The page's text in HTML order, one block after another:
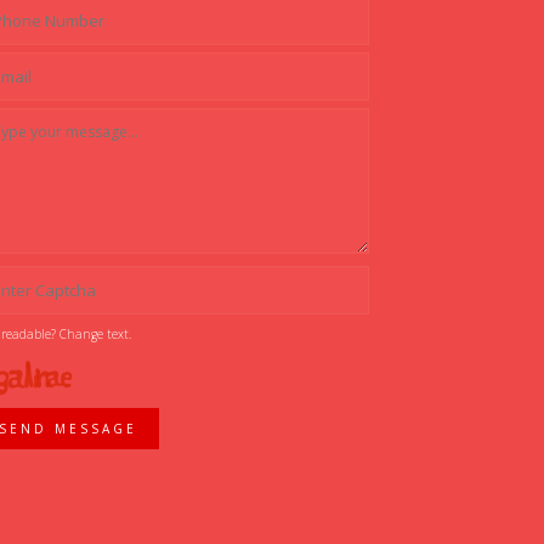
Change text.
SEND MESSAGE